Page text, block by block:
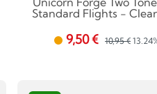
Standard Flights -
9,50 € 10,95 €